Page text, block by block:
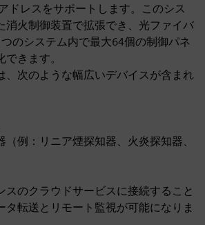
ドレスをサポートします。このシス
消火制御装置で拡張でき、光ファイバ
のシステム内で最大64個の制御パネ
きます。
、次のような幅広いデバイスが含まれ
例：リニア煙探知器、火炎探知器、
スのクラウドサービスに接続すること
タ転送とリモート監視が可能になりま